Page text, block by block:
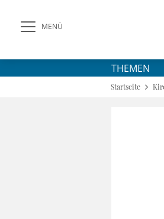
MENÜ
THEMEN
Startseite